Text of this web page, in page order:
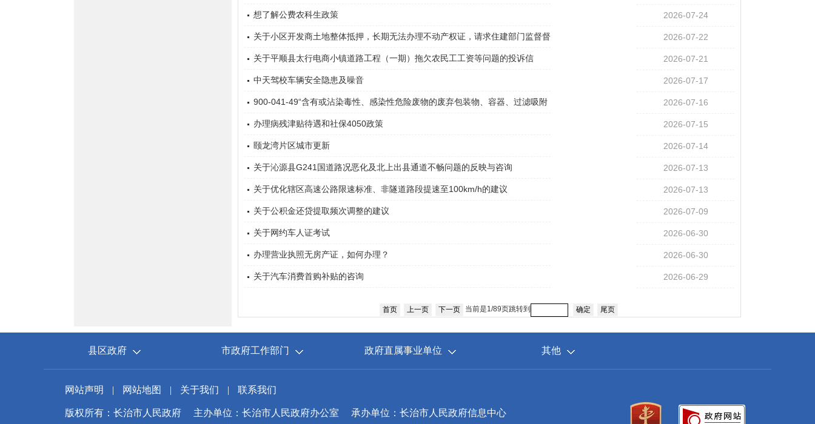
想了解公费农科生政策 2026-07-24
关于小区开发商土地整体抵押，长期无法办理不动产权证，请求住建部门监督督
办
2026-07-22
关于平顺县太行电商小镇道路工程（一期）拖欠农民工工资等问题的投诉信 2026-07-21
中天驾校车辆安全隐患及噪音 2026-07-17
900-041-49“含有或沾染毒性、感染性危险废物的废弃包装物、容器、过滤吸附
介质”属于危险废物，含有或沾染腐蚀性、易燃性危险废物的废弃包装物是否属
于《国家危险废物名录》中的废物?
2026-07-16
办理病残津贴待遇和社保4050政策 2026-07-15
颐龙湾片区城市更新 2026-07-14
关于沁源县G241国道路况恶化及北上出县通道不畅问题的反映与咨询 2026-07-13
关于优化辖区高速公路限速标准、非隧道路段提速至100km/h的建议 2026-07-13
关于公积金还贷提取频次调整的建议 2026-07-09
关于网约车人证考试 2026-06-30
办理营业执照无房产证，如何办理？ 2026-06-30
关于汽车消费首购补贴的咨询 2026-06-29
首页 上一页 下一页 当前是1/89页跳转到 确定 尾页
县区政府 市政府工作部门 政府直属事业单位 其他
网站声明 | 网站地图 | 关于我们 | 联系我们
版权所有：长治市人民政府 主办单位：长治市人民政府办公室 承办单位：长治市人民政府信息中心